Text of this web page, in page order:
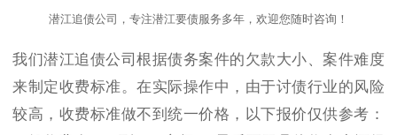
潜江追债公司，专注潜江要债服务多年，欢迎您随时咨询！
我们潜江追债公司根据债务案件的欠款大小、案件难度
来制定收费标准。在实际操作中，由于讨债行业的风险
较高，收费标准做不到统一价格，以下报价仅供参考：